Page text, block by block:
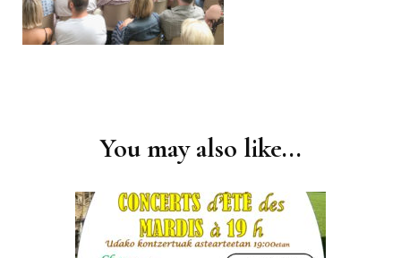
You may also like...